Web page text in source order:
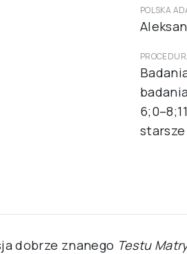
POLSKA
dobrze znanego Testu